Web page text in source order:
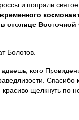
и попрали святое,
в столице
Болотов.
кого
Спасибо
красиво щелкнуть по